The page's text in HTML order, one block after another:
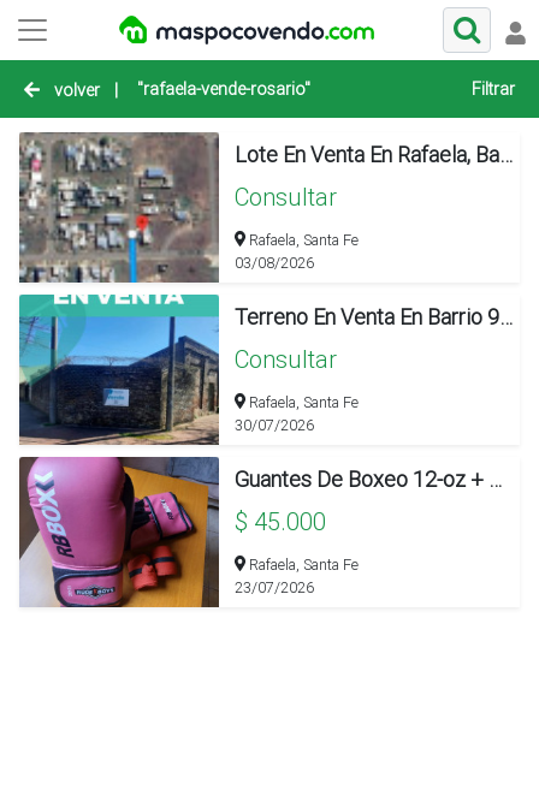
volver | "rafaela-vende-rosario" Filtrar
Lote En Venta En Rafaela, Barrio Virgen Del Rosario - 85678
Consultar
Rafaela, Santa Fe
03/08/2026
Terreno En Venta En Barrio 9 De Julio Ubicado En La Calle Maipu Y Rosario En Rafaela.
Consultar
Rafaela, Santa Fe
30/07/2026
Guantes De Boxeo 12-oz + Vendas De Regalo
$ 45.000
Rafaela, Santa Fe
23/07/2026